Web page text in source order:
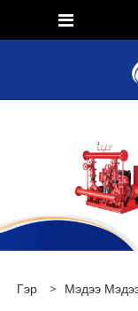
Гэр > Мэдээ